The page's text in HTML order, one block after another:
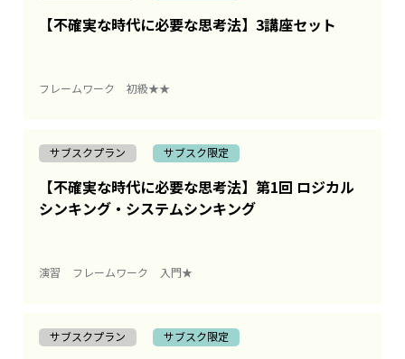
【不確実な時代に必要な思考法】3講座セット
フレームワーク 初級★★
サブスクプラン サブスク限定
【不確実な時代に必要な思考法】第1回 ロジカル
シンキング・システムシンキング
演習 フレームワーク 入門★
サブスクプラン サブスク限定